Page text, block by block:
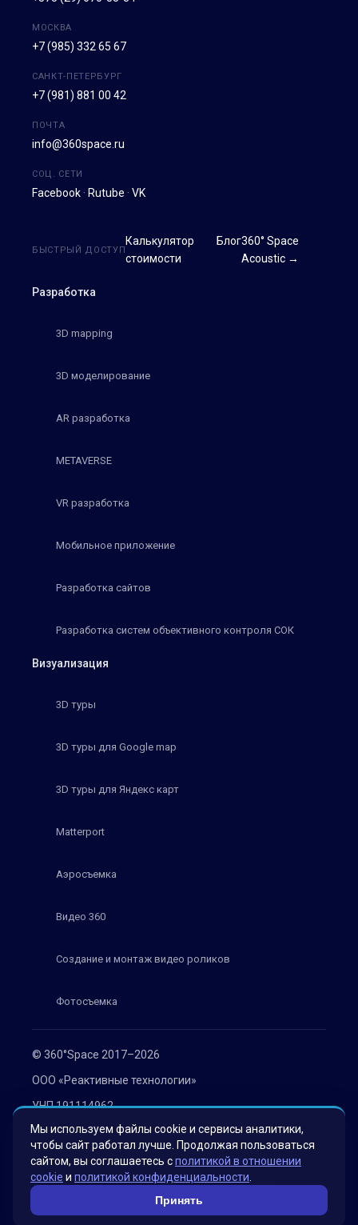
© 360°Space 2017–2026
ООО «Реактивные технологии»
УНП 191114962
г. Минск, ул. Мележа 1, офис 402
Политика конфиденциальности
Согласие на обработку персональных данных
МОСКВА
+7 (985) 332 65 67
САНКТ-ПЕТЕРБУРГ
+7 (981) 881 00 42
ПОЧТА
info@360space.ru
СОЦ. СЕТИ
Facebook · Rutube · VK
Разработка
3D mapping
3D моделирование
AR разработка
METAVERSE
VR разработка
Мобильное приложение
Разработка сайтов
Разработка систем объективного контроля СОК
Визуализация
3D туры
3D туры для Google map
3D туры для Яндекс карт
Matterport
Аэросъемка
Видео 360
Создание и монтаж видео роликов
Фотосъемка
БЫСТРЫЙ ДОСТУП
Калькулятор
стоимости
Блог360° Space
Acoustic →
Мы используем файлы cookie и сервисы аналитики,
чтобы сайт работал лучше. Продолжая пользоваться
сайтом, вы соглашаетесь сполитикой в отношении
cookie и политикой конфиденциальности
Принять